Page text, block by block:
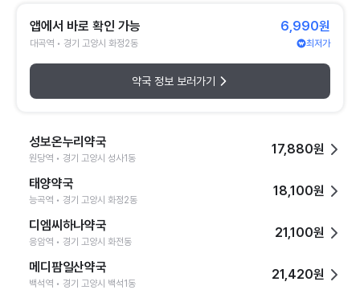
앱에서 바로 확인 가능
대곡역 • 경기 고양시 화정2동
6,990원
최저가
약국 정보 보러가기
성보온누리약국
원당역 • 경기 고양시 성사1동
17,880원
태양약국
능곡역 • 경기 고양시 화정2동
18,100원
디엠씨하나약국
응암역 • 경기 고양시 화전동
21,100원
메디팜일산약국
백석역 • 경기 고양시 백석1동
21,420원